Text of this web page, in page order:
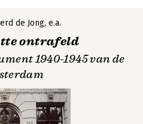
de Jong, e.a.
ontrafeld
1940-1945 van de